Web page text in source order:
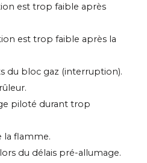
est trop faible après
est trop faible après la
du bloc gaz (interruption).
piloté durant trop
la flamme.
du délais pré-allumage.